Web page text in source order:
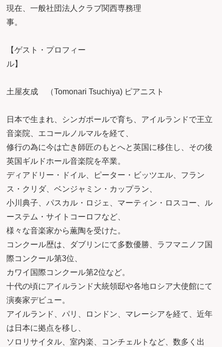
現在、一般社団法人クラブ関西専務理
事
【ゲスト・プロフィー
土屋友成 （Tomonari Tsuchiya) ピアニスト
日本で生まれ、シンガポールで育ち、アイルランドで王立
音楽院、エコールノルマルを経て、
修行の為に今は亡き師匠のもとへと英国に移住し、その後
英国ギルドホール音楽院を卒業。
ディアドリー・ドイル、ピーター・ビッツエル、フラン
ス・クリダ、ベンジャミン・カップラン、
小川典子、パスカル・ロジェ、マーティン・ロスコー、ル
ーステム・サイトコーロフなど、
様々な音楽家から薫陶を受けた。
コンクール歴は、ダブリンにて多数優勝、ラフマニノフ国
際コンクール第3位、
カワイ国際コンクール第2位など。
十代の頃にアイルランド大統領邸や各地ロシア大使館にて
演奏家デビュー。
アイルランド、パリ、ロンドン、マレーシアを経て、近年
は日本に拠点を移し、
ソロリサイタル、室内楽、コンチェルトなど、数多く出